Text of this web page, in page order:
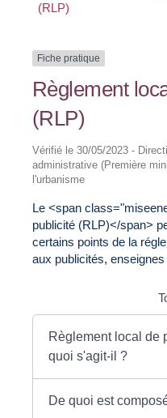
(RLP)
Fiche pratique
Règlement
(RLP)
Vérifié le 30/05/2023 -
administrative (Première
l'urbanisme
Le <span
publicité (RLP)</span>
certains points de la
aux publicités,
Règlement local de
quoi s'agit-il ?
De quoi est